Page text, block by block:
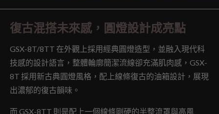
復古混搭未來感，圓燈設計成亮點
GSX-8T/8TT 在外觀上採用經典圓燈造型，並融入現代科
技感的設計語言，整體輪廓簡潔流線卻充滿肌肉感，GSX-
8T 採用新古典圓燈風格，配上線條復古的油箱設計，展現
出濃郁的復古韻味。
而 GSX-8TT 則是配上一個線條剛硬的半整流罩與高風